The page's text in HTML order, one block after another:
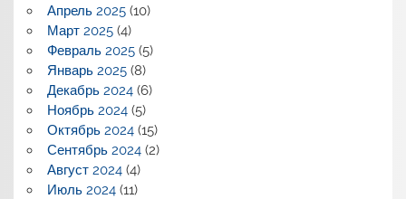
Апрель 2025(10)
Март 2025(4)
Февраль 2025(5)
Январь 2025(8)
Декабрь 2024(6)
Ноябрь 2024(5)
Октябрь 2024(15)
Сентябрь 2024(2)
Август 2024(4)
Июль 2024(11)